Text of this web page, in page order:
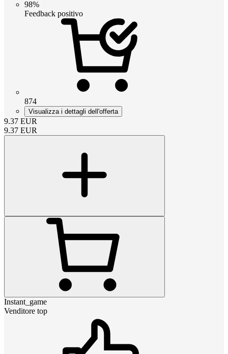
98%
Feedback positivo
874
Visualizza i dettagli dell'offerta
9.37 EUR
9.37 EUR
Instant_game
Venditore top